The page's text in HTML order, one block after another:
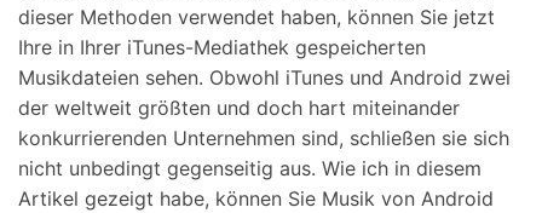
dieser Methoden verwendet haben, können Sie jetzt
Ihre in Ihrer iTunes-Mediathek gespeicherten
Musikdateien sehen. Obwohl iTunes und Android zwei
der weltweit größten und doch hart miteinander
konkurrierenden Unternehmen sind, schließen sie sich
nicht unbedingt gegenseitig aus. Wie ich in diesem
Artikel gezeigt habe, können Sie Musik von Android